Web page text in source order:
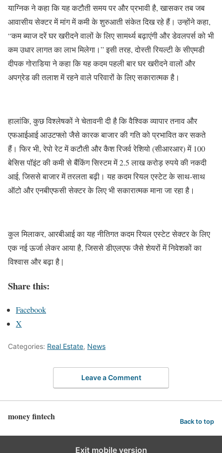
याग्निक ने कहा कि यह कटौती समय पर और प्रभावी है, खासकर तब जब
आवासीय सेक्टर में मांग में कमी के शुरुआती संकेत दिख रहे हैं। उन्होंने कहा,
“कम ब्याज दरें घर खरीदने वालों के लिए सामर्थ्य बढ़ाएंगी और डेवलपर्स को भी
कम उधार लागत का लाभ मिलेगा।” इसी तरह, दोस्ती रियल्टी के सीएमडी
दीपक गोराडिया ने कहा कि यह कदम पहली बार घर खरीदने वालों और
अपग्रेड की तलाश में रहने वाले परिवारों के लिए सकारात्मक है।
हालांकि, कुछ विश्लेषकों ने चेतावनी दी है कि वैश्विक व्यापार तनाव और
एफआईआई आउटफ्लो जैसे कारक बाजार की गति को प्रभावित कर सकते
हैं। फिर भी, रेपो रेट में कटौती और कैश रिजर्व रेशियो (सीआरआर) में 100
बेसिस पॉइंट की कमी से बैंकिंग सिस्टम में 2.5 लाख करोड़ रुपये की नकदी
आई, जिससे बाजार में तरलता बढ़ी। यह कदम रियल एस्टेट के साथ-साथ
ऑटो और एनबीएफसी सेक्टर के लिए भी सकारात्मक माना जा रहा है।
कुल मिलाकर, आरबीआई का यह नीतिगत कदम रियल एस्टेट सेक्टर के लिए
एक नई ऊर्जा लेकर आया है, जिससे डीएलएफ जैसे शेयरों में निवेशकों का
विश्वास और बढ़ा है |
Share this:
Facebook
X
Categories: Real Estate, News
Leave a Comment
money fintech Back to top
Exit mobile version